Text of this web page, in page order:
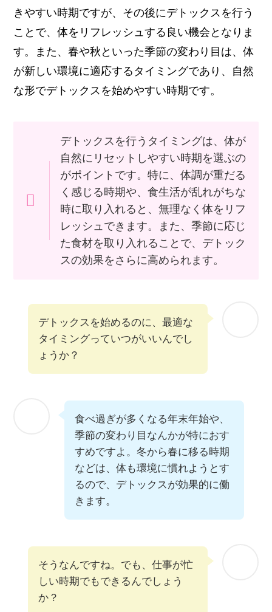
きやすい時期ですが、その後にデトックスを行う
ことで、体をリフレッシュする良い機会となりま
す。また、春や秋といった季節の変わり目は、体
が新しい環境に適応するタイミングであり、自然
な形でデトックスを始めやすい時期です。
デトックスを行うタイミングは、体が
自然にリセットしやすい時期を選ぶの
がポイントです。特に、体調が重だる
く感じる時期や、食生活が乱れがちな
時に取り入れると、無理なく体をリフ
レッシュできます。また、季節に応じ
た食材を取り入れることで、デトック
スの効果をさらに高められます。
デトックスを始めるのに、最適な
タイミングっていつがいいんでし
ょうか？
食べ過ぎが多くなる年末年始や、
季節の変わり目なんかが特におす
すめですよ。冬から春に移る時期
などは、体も環境に慣れようとす
るので、デトックスが効果的に働
きます。
そうなんですね。でも、仕事が忙
しい時期でもできるんでしょう
か？